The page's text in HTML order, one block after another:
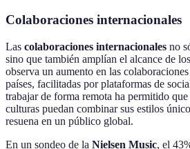
Colaboraciones internacionales
Las colaboraciones internacionales no
sino que también amplían el alcance de
observa un aumento en las
países, facilitadas por plataformas de
trabajar de forma remota ha permitido
culturas puedan combinar sus estilos
resuena en un público global.
En un sondeo de la Nielsen Music, el